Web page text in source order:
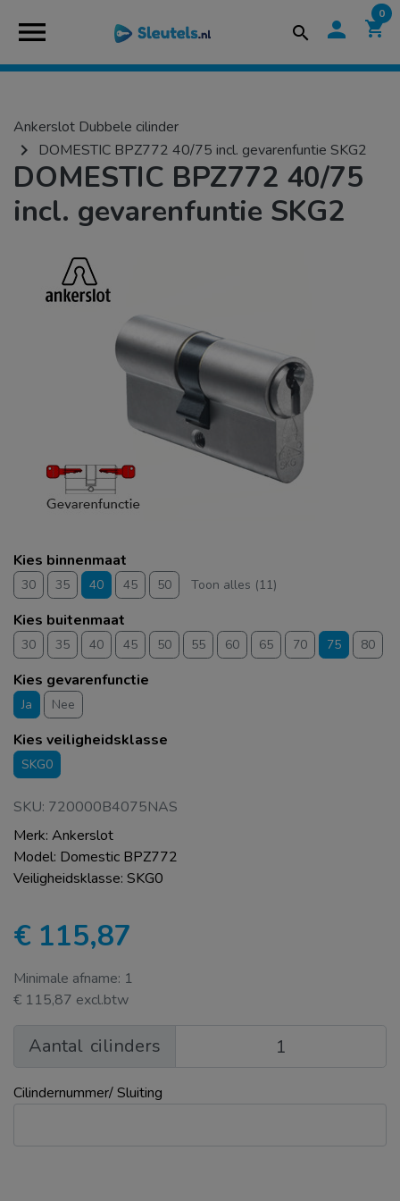
menu search person shopping_cart
0
Ankerslot Dubbele cilinder
navigate_next DOMESTIC BPZ772 40/75 incl. gevarenfuntie SKG2
DOMESTIC BPZ772 40/75
incl. gevarenfuntie SKG2
Kies binnenmaat
30 35 40 45 50 Toon alles (11)
Kies buitenmaat
30 35 40 45 50 55 60 65 70 75 80
Kies gevarenfunctie
Ja Nee
Kies veiligheidsklasse
SKG0
SKU: 720000B4075NAS
Merk: Ankerslot
Model: Domestic BPZ772
Veiligheidsklasse: SKG0
€ 115,87
Minimale afname: 1
€ 115,87 excl.btw
Aantal cilinders
Cilindernummer/ Sluiting